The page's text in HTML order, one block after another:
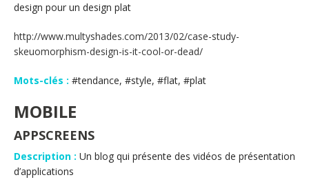
design pour un design plat
http://www.multyshades.com/2013/02/case-study-
skeuomorphism-design-is-it-cool-or-dead/
Mots-clés : #tendance, #style, #flat, #plat
MOBILE
APPSCREENS
Description : Un blog qui présente des vidéos de présentation
d’applications